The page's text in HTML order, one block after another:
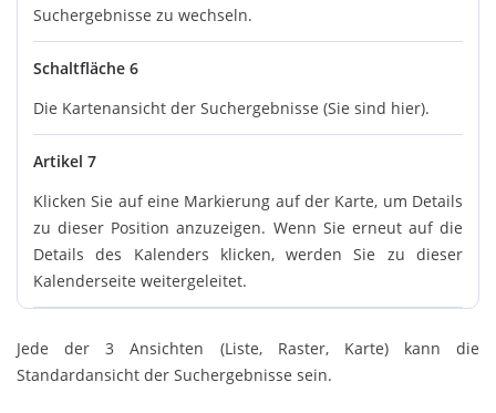
Suchergebnisse zu wechseln.
Schaltfläche 6
Die Kartenansicht der Suchergebnisse (Sie sind hier).
Artikel 7
Klicken Sie auf eine Markierung auf der Karte, um Details
zu dieser Position anzuzeigen. Wenn Sie erneut auf die
Details des Kalenders klicken, werden Sie zu dieser
Kalenderseite weitergeleitet.
Jede der 3 Ansichten (Liste, Raster, Karte) kann die
Standardansicht der Suchergebnisse sein.